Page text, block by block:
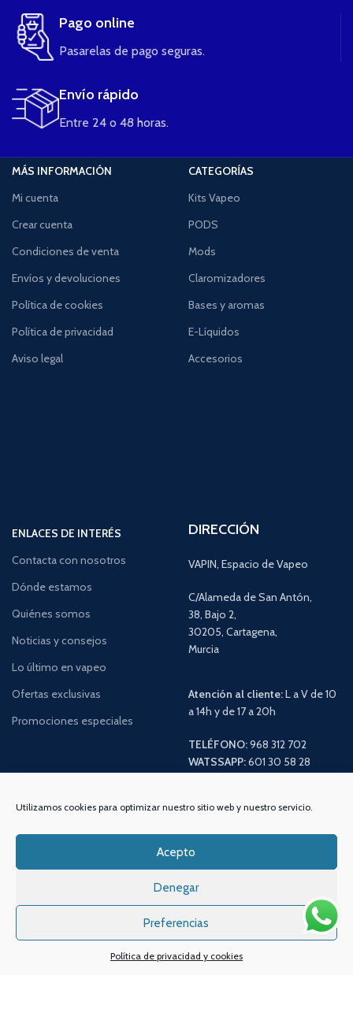
Utilizamos cookies para optimizar nuestro sitio web y nuestro servicio.
Acepto
Denegar
Preferencias
Política de privacidad y cookies
Pago online
Pasarelas de pago seguras.
Envío rápido
Entre 24 o 48 horas.
MÁS INFORMACIÓN
Mi cuenta
Crear cuenta
Condiciones de venta
Envíos y devoluciones
Política de cookies
Política de privacidad
Aviso legal
CATEGORÍAS
Kits Vapeo
PODS
Mods
Claromizadores
Bases y aromas
E-Líquidos
Accesorios
ENLACES DE INTERÉS
Contacta con nosotros
Dónde estamos
Quiénes somos
Noticias y consejos
Lo último en vapeo
Ofertas exclusivas
Promociones especiales
DIRECCIÓN
VAPIN, Espacio de Vapeo
C/Alameda de San Antón,
38, Bajo 2,
30205, Cartagena,
Murcia
Atención al cliente:L a V de 10
a 14h y de 17 a 20h
TELÉFONO:968 312 702
WATSSAPP:601 30 58 28